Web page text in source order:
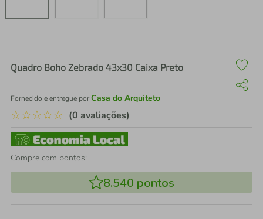
Quadro Boho Zebrado 43x30 Caixa Preto
Fornecido e entregue porCasa do Arquiteto
☆☆☆☆☆ (0 avaliações)
Compre com pontos:
8.540 pontos